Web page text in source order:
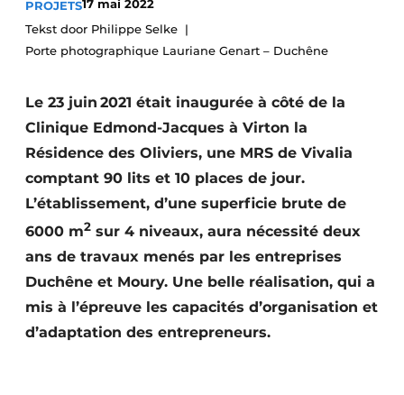
Video’s
Construction bois
Contrôle d’accès
Éclairage
Fondations
Façades
Géotextiles
PROJETS17 mai 2022
Tekst door Philippe Selke
Porte photographique Lauriane Genart – Duchêne
Le 23 juin 2021 était inaugurée à côté de la
Clinique Edmond-Jacques à Virton la
Résidence des Oliviers, une MRS de Vivalia
comptant 90 lits et 10 places de jour.
L’établissement, d’une superficie brute de
6000 m2 sur 4 niveaux, aura nécessité deux
ans de travaux menés par les entreprises
Duchêne et Moury. Une belle réalisation, qui a
mis à l’épreuve les capacités d’organisation et
d’adaptation des entrepreneurs.